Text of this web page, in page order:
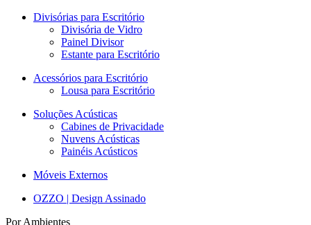
Divisórias para Escritório
Divisória de Vidro
Painel Divisor
Estante para Escritório
Acessórios para Escritório
Lousa para Escritório
Soluções Acústicas
Cabines de Privacidade
Nuvens Acústicas
Painéis Acústicos
Móveis Externos
OZZO | Design Assinado
Por Ambientes